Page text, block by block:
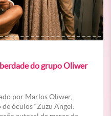
do grupo Oliwer
por Marlos Oliwer,
óculos “Zuzu Angel: